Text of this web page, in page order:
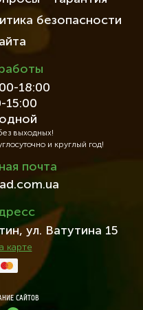
безопасности
18:00
15:00
выходных!
и круглый год!
почта
ул. Ватутина 15
карте
САЙТОВ
САЙТОВ